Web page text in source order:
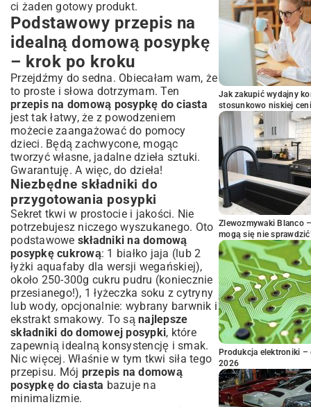
ci żaden gotowy produkt.
Podstawowy przepis na
idealną domową posypkę
– krok po kroku
Przejdźmy do sedna. Obiecałam wam, że
to proste i słowa dotrzymam. Ten
przepis na domową posypkę do ciasta
jest tak łatwy, że z powodzeniem
możecie zaangażować do pomocy
dzieci. Będą zachwycone, mogąc
tworzyć własne, jadalne dzieła sztuki.
Gwarantuję. A więc, do dzieła!
Niezbędne składniki do
przygotowania posypki
Sekret tkwi w prostocie i jakości. Nie
potrzebujesz niczego wyszukanego. Oto
podstawowe składniki na domową
posypkę cukrową: 1 białko jaja (lub 2
łyżki aquafaby dla wersji wegańskiej),
około 250-300g cukru pudru (koniecznie
przesianego!), 1 łyżeczka soku z cytryny
lub wody, opcjonalnie: wybrany barwnik i
ekstrakt smakowy. To są najlepsze
składniki do domowej posypki, które
zapewnią idealną konsystencję i smak.
Nic więcej. Właśnie w tym tkwi siła tego
przepisu. Mój przepis na domową
posypkę do ciasta bazuje na
minimalizmie.
Jak zakupić wydajny
stosunkowo niskiej
Zlewozmywaki Blanco
mogą się nie
Produkcja elektroniki –
2026